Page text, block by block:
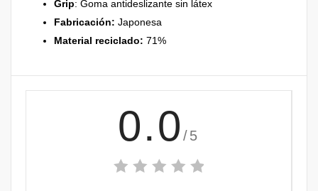
Grip: Goma antideslizante sin látex
Fabricación: Japonesa
Material reciclado: 71%
0.0 /5